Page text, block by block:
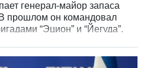
генерал-майор запаса
прошлом он командовал
“Эцион” и “Йегуда”,